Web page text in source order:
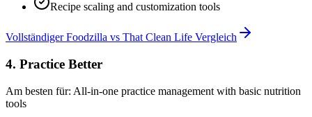
Recipe scaling and customization tools
Vollständiger Foodzilla vs That Clean Life Vergleich
4. Practice Better
Am besten für: All-in-one practice management with basic nutrition
tools